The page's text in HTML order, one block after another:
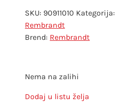
SKU: 90911010 Kategorija:
Rembrandt
Rembrandt
Nema na zalihi
Dodaj u listu želja